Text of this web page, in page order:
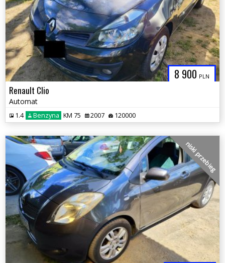
8 900 PLN
Renault Clio
Automat
1.4 Benzyna KM 75 2007 120000
niski przebieg